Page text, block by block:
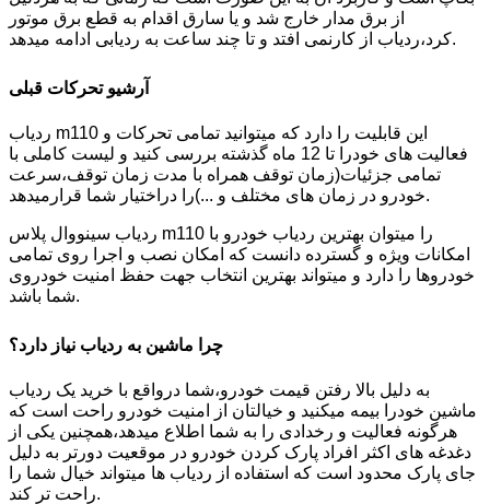
از برق مدار خارج شد و یا سارق اقدام به قطع برق موتور
کرد،ردیاب از کارنمی افتد و تا چند ساعت به ردیابی ادامه میدهد.
ردیاب m110 این قابلیت را دارد که میتوانید تمامی تحرکات و
فعالیت های خودرا تا 12 ماه گذشته بررسی کنید و لیست کاملی با
تمامی جزئیات(زمان توقف همراه با مدت زمان توقف،سرعت
خودرو در زمان های مختلف و ...)را دراختیار شما قرارمیدهد.
ردیاب سینووال پلاس m110 را میتوان بهترین ردیاب خودرو با
امکانات ویژه و گسترده دانست که امکان نصب و اجرا روی تمامی
خودروها را دارد و میتواند بهترین انتخاب جهت حفظ امنیت خودروی
شما باشد.
چرا ماشین به ردیاب نیاز دارد؟
به دلیل بالا رفتن قیمت خودرو،شما درواقع با خرید یک ردیاب
ماشین خودرا بیمه میکنید و خیالتان از امنیت خودرو راحت است که
هرگونه فعالیت و رخدادی را به شما اطلاع میدهد،همچنین یکی از
دغدغه های اکثر افراد پارک کردن خودرو در موقعیت دورتر به دلیل
جای پارک محدود است که استفاده از ردیاب ها میتواند خیال شما را
راحت تر کند.